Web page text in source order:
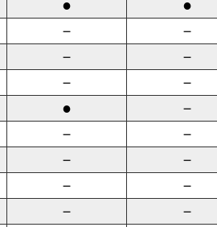
● ●
－ －
－ －
－ －
● －
－ －
－ －
－ －
－ －